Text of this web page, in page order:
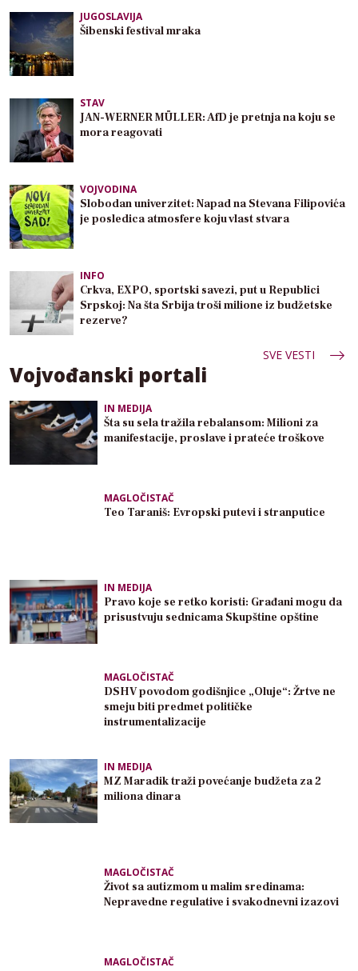
JUGOSLAVIJA
Šibenski festival mraka
STAV
JAN-WERNER MÜLLER: AfD je pretnja na koju se
mora reagovati
VOJVODINA
Slobodan univerzitet: Napad na Stevana Filipovića
je posledica atmosfere koju vlast stvara
INFO
Crkva, EXPO, sportski savezi, put u Republici
Srpskoj: Na šta Srbija troši milione iz budžetske
rezerve?
SVE VESTI
Vojvođanski portali
IN MEDIJA
Šta su sela tražila rebalansom: Milioni za
manifestacije, proslave i prateće troškove
MAGLOČISTAČ
Teo Taraniš: Evropski putevi i stranputice
IN MEDIJA
Pravo koje se retko koristi: Građani mogu da
prisustvuju sednicama Skupštine opštine
MAGLOČISTAČ
DSHV povodom godišnjice „Oluje“: Žrtve ne
smeju biti predmet političke
instrumentalizacije
IN MEDIJA
MZ Maradik traži povećanje budžeta za 2
miliona dinara
MAGLOČISTAČ
Život sa autizmom u malim sredinama:
Nepravedne regulative i svakodnevni izazovi
MAGLOČISTAČ